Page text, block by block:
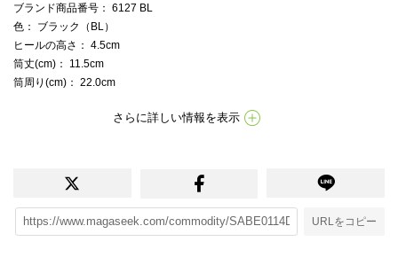
ブランド商品番号 ： 6127 BL
色 ： ブラック（BL）
ヒールの高さ ： 4.5cm
筒丈(cm) ： 11.5cm
筒周り(cm) ： 22.0cm
さらに詳しい情報を表示
URLをコピー